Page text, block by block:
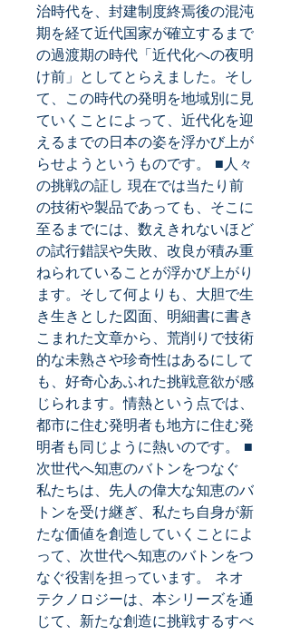
治時代を、封建制度終焉後の混沌
期を経て近代国家が確立するまで
の過渡期の時代「近代化への夜明
け前」としてとらえました。そし
て、この時代の発明を地域別に見
ていくことによって、近代化を迎
えるまでの日本の姿を浮かび上が
らせようというものです。 ■人々
の挑戦の証し 現在では当たり前
の技術や製品であっても、そこに
至るまでには、数えきれないほど
の試行錯誤や失敗、改良が積み重
ねられていることが浮かび上がり
ます。そして何よりも、大胆で生
き生きとした図面、明細書に書き
こまれた文章から、荒削りで技術
的な未熟さや珍奇性はあるにして
も、好奇心あふれた挑戦意欲が感
じられます。情熱という点では、
都市に住む発明者も地方に住む発
明者も同じように熱いのです。 ■
次世代へ知恵のバトンをつなぐ
私たちは、先人の偉大な知恵のバ
トンを受け継ぎ、私たち自身が新
たな価値を創造していくことによ
って、次世代へ知恵のバトンをつ
なぐ役割を担っています。 ネオ
テクノロジーは、本シリーズを通
じて、新たな創造に挑戦するすべ